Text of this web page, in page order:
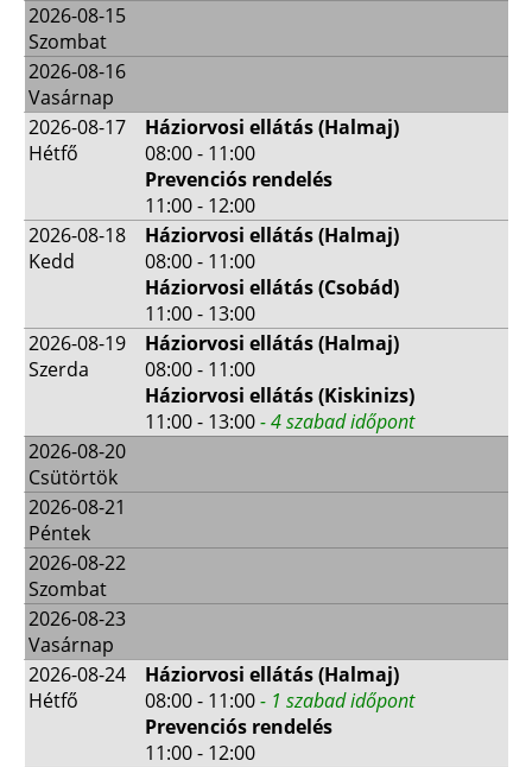
2026-08-15
Szombat
2026-08-16
Vasárnap
2026-08-17
Hétfő
Háziorvosi ellátás (Halmaj)
08:00 - 11:00
Prevenciós rendelés
11:00 - 12:00
2026-08-18
Kedd
Háziorvosi ellátás (Halmaj)
08:00 - 11:00
Háziorvosi ellátás (Csobád)
11:00 - 13:00
2026-08-19
Szerda
Háziorvosi ellátás (Halmaj)
08:00 - 11:00
Háziorvosi ellátás (Kiskinizs)
11:00 - 13:00- 4 szabad időpont
2026-08-20
Csütörtök
2026-08-21
Péntek
2026-08-22
Szombat
2026-08-23
Vasárnap
2026-08-24
Hétfő
Háziorvosi ellátás (Halmaj)
08:00 - 11:00- 1 szabad időpont
Prevenciós rendelés
11:00 - 12:00